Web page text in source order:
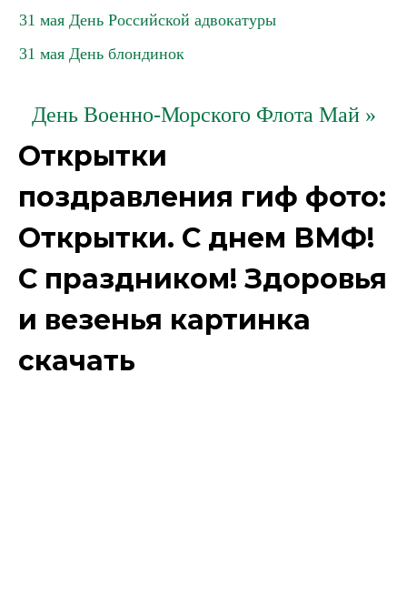
31 мая День Российской адвокатуры
31 мая День блондинок
День Военно-Морского Флота Май »
Открытки
поздравления гиф фото:
Открытки. С днем ВМФ!
С праздником! Здоровья
и везенья картинка
скачать